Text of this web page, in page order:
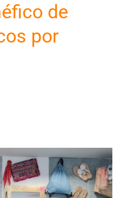
de
por